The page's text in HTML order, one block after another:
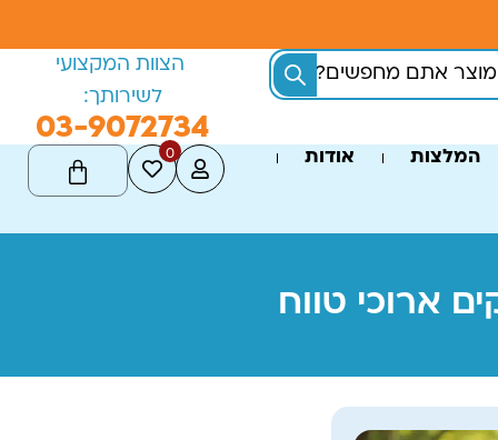
הצוות המקצועי
לשירותך:
03-9072734
המלצות אודות 0
ארוכי טווח